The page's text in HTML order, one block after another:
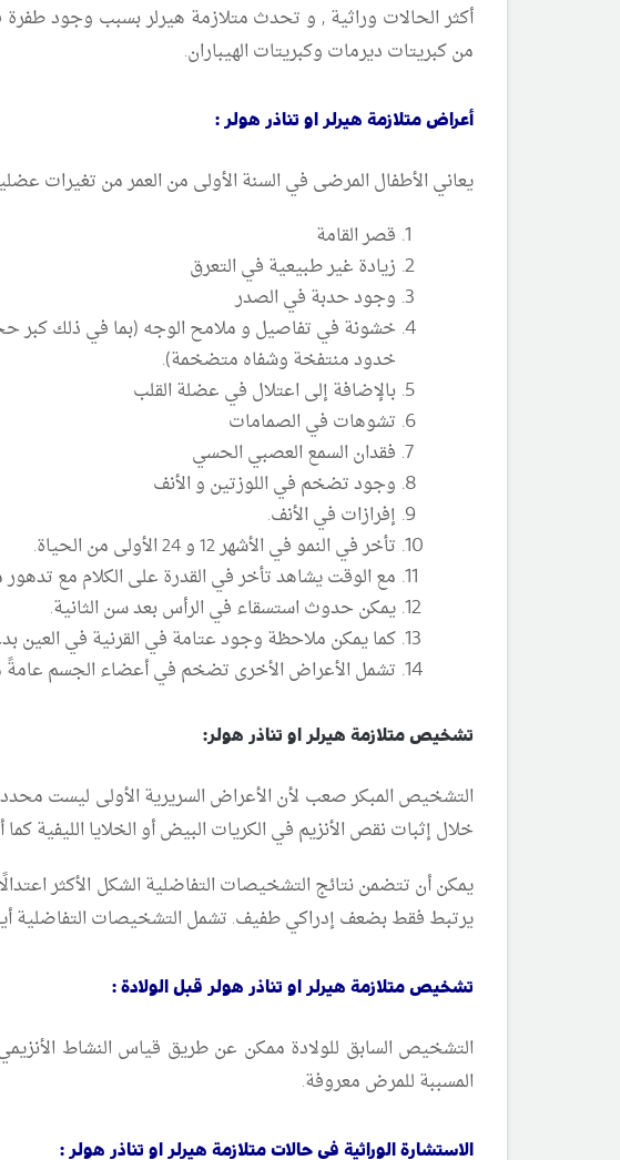
أكثر الحالات وراثية , و تحدث متلازمة هيرلر بسبب وجود
من كبريتات ديرمات وكبريتات الهيباران.
أعراض متلازمة هيرلر او تناذر هولر :
يعاني الأطفال المرضى في السنة الأولى من العمر من تغيرات
قصر القامة
زيادة غير طبيعية في التعرق
وجود حدبة في الصدر
خشونة في تفاصيل و ملامح الوجه (بما في ذلك كبر
خدود منتفخة وشفاه متضخمة).
بالإضافة إلى اعتلال في عضلة القلب
تشوهات في الصمامات
فقدان السمع العصبي الحسي
وجود تضخم في اللوزتين و الأنف
إفرازات في الأنف.
تأخر في النمو في الأشهر 12 و 24 الأولى من الحياة.
مع الوقت يشاهد تأخر في القدرة على الكلام مع
يمكن حدوث استسقاء في الرأس بعد سن الثانية.
كما يمكن ملاحظة وجود عتامة في القرنية في العين بدءاً من
تشمل الأعراض الأخرى تضخم في أعضاء الجسم عامةً
تشخيص متلازمة هيرلر او تناذر هولر:
التشخيص المبكر صعب لأن الأعراض السريرية الأولى ليست
خلال إثبات نقص الأنزيم في الكريات البيض أو الخلايا الليفية
يرتبط فقط بضعف إدراكي طفيف. تشمل التشخيصات التفاضلية أيضًا
تشخيص متلازمة هيرلر او تناذر هولر قبل الولادة :
التشخيص السابق للولادة ممكن عن طريق قياس النشاط
المسببة للمرض معروفة.
الاستشارة الوراثية في حالات متلازمة هيرلر او تناذر هولر :